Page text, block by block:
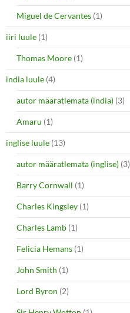
Miguel de Cervantes (1)
iiri luule (1)
Thomas Moore (1)
india luule (4)
autor määratlemata (india) (3)
Amaru (1)
inglise luule (13)
autor määratlemata (inglise) (3)
Barry Cornwall (1)
Charles Kingsley (1)
Charles Lamb (1)
Felicia Hemans (1)
John Smith (1)
Lord Byron (2)